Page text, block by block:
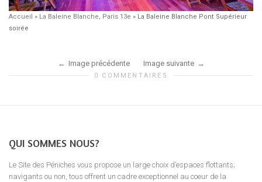
Accueil » La Baleine Blanche, Paris 13e » La Baleine Blanche Pont Supérieur
soirée
Image précédente Image suivante
0 COMMENTAIRES
QUI SOMMES NOUS?
Le Site des Péniches vous propose un large choix d’espaces flottants;
navigants ou non, tous offrent un cadre exceptionnel au coeur de la